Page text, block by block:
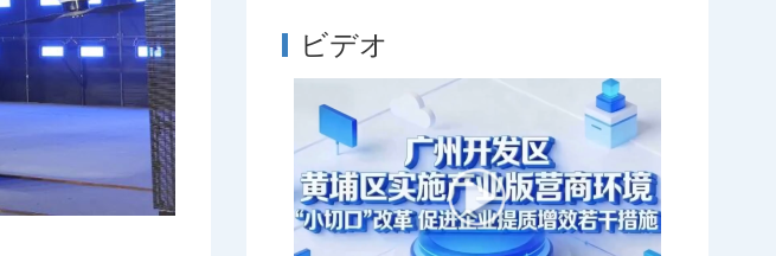
ビデオ